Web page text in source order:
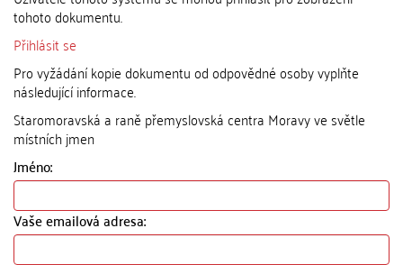
tohoto dokumentu.
Přihlásit se
Pro vyžádání kopie dokumentu od odpovědné osoby vyplňte
následující informace.
Staromoravská a raně přemyslovská centra Moravy ve světle
místních jmen
Jméno:
Vaše emailová adresa: